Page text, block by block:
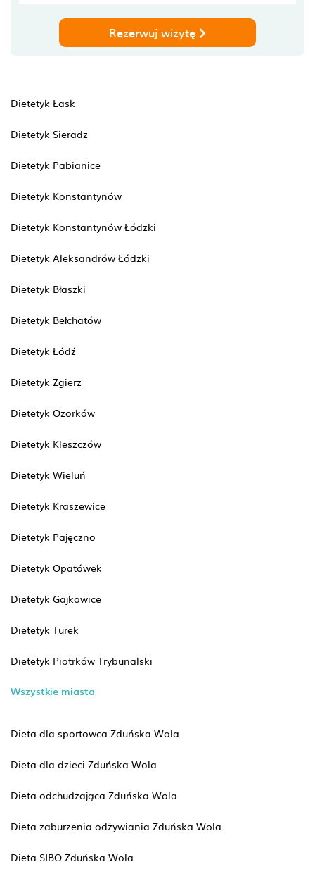
Rezerwuj wizytę
Dietetyk Łask
Dietetyk Sieradz
Dietetyk Pabianice
Dietetyk Konstantynów
Dietetyk Konstantynów Łódzki
Dietetyk Aleksandrów Łódzki
Dietetyk Błaszki
Dietetyk Bełchatów
Dietetyk Łódź
Dietetyk Zgierz
Dietetyk Ozorków
Dietetyk Kleszczów
Dietetyk Wieluń
Dietetyk Kraszewice
Dietetyk Pajęczno
Dietetyk Opatówek
Dietetyk Gajkowice
Dietetyk Turek
Dietetyk Piotrków Trybunalski
Wszystkie miasta
Dieta dla sportowca Zduńska Wola
Dieta dla dzieci Zduńska Wola
Dieta odchudzająca Zduńska Wola
Dieta zaburzenia odżywiania Zduńska Wola
Dieta SIBO Zduńska Wola